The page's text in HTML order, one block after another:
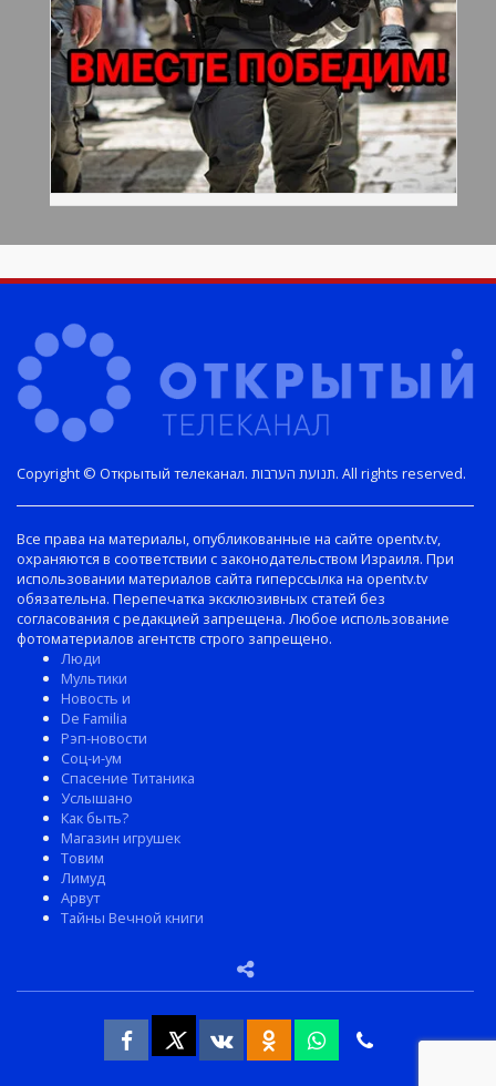
Copyright © Открытый телеканал. תנועת הערבות. All rights reserved.
Все права на материалы, опубликованные на сайте opentv.tv,
охраняются в соответствии с законодательством Израиля. При
использовании материалов сайта гиперссылка на opentv.tv
обязательна. Перепечатка эксклюзивных статей без
согласования с редакцией запрещена. Любое использование
фотоматериалов агентств строго запрещено.
Люди
Мультики
Новость и
De Familia
Рэп-новости
Соц-и-ум
Спасение Титаника
Услышано
Как быть?
Магазин игрушек
Товим
Лимуд
Арвут
Тайны Вечной книги